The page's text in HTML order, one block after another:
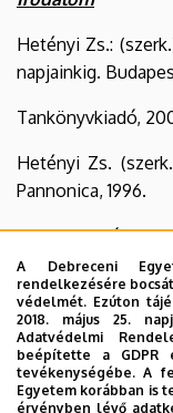
Hetényi Zs.:
napjainkig.
Tankönyvkiadó,
Hetényi Zs.
Pannonica, 1996.
Goretity József:
Huszadik
Budapest,
Русская
методы
Скоропанова,
A Debreceni
rendelkezésére
védelmét. Ezúton
2018. május 25.
Adatvédelmi
beépítette a GDPR
tevékenységébe. A
Egyetem korábban is
érvényben lévő